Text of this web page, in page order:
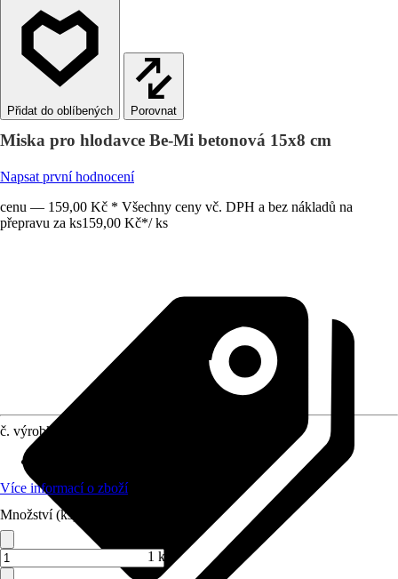
Porovnat
Miska pro hlodavce Be-Mi betonová 15x8 cm
Napsat první hodnocení
cenu — 159,00 Kč * Všechny ceny vč. DPH a bez nákladů na
přepravu za ks159,00 Kč*/ ks
č. výrobku
Více informací o zboží
Množství (ks)
1 ks